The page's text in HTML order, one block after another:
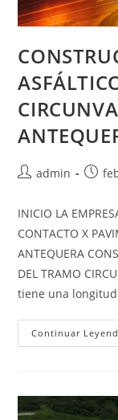
admin
INICIO LA
CONTACTO X
ANTEQUERA
DEL TRAMO
tiene una
Continuar